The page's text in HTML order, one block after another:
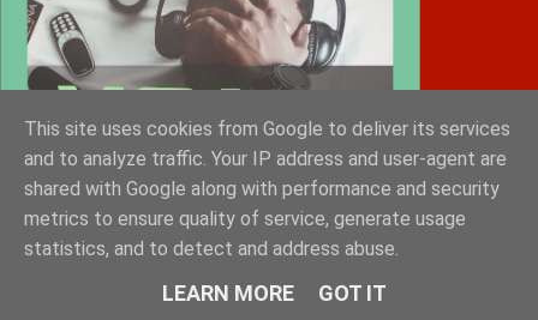
This site uses cookies from Google to deliver its services
and to analyze traffic. Your IP address and user-agent are
shared with Google along with performance and security
metrics to ensure quality of service, generate usage
statistics, and to detect and address abuse.
LEARN MORE GOT IT